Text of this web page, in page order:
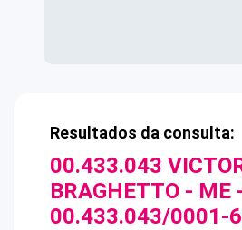
Resultados da consulta:
00.433.043
BRAGHETTO - ME
00.433.043/0001-